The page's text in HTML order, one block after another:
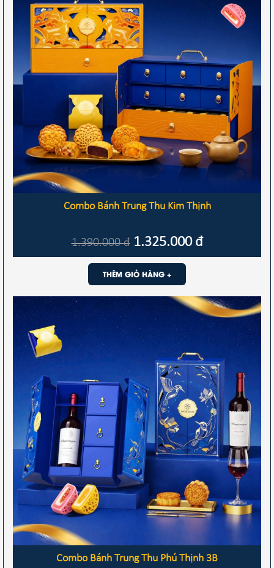
Combo Bánh Trung Thu Kim Thịnh
1.390.000đ 1.325.000 đ
THÊM GIỎ HÀNG +
Combo Bánh Trung Thu Phú Thịnh 3B